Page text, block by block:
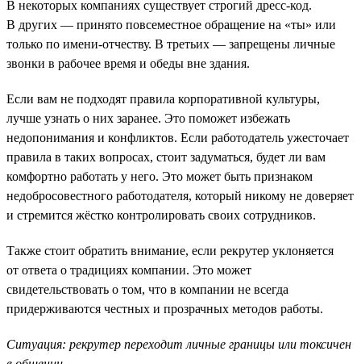
В некоторых компаниях существует строгий дресс-код.
В других — принято повсеместное обращение на «ты» или
только по имени-отчеству. В третьих — запрещены личные
звонки в рабочее время и обеды вне здания.
Если вам не подходят правила корпоративной культуры,
лучше узнать о них заранее. Это поможет избежать
недопонимания и конфликтов. Если работодатель ужесточает
правила в таких вопросах, стоит задуматься, будет ли вам
комфортно работать у него. Это может быть признаком
недобросовестного работодателя, который никому не доверяет
и стремится жёстко контролировать своих сотрудников.
Также стоит обратить внимание, если рекрутер уклоняется
от ответа о традициях компании. Это может
свидетельствовать о том, что в компании не всегда
придерживаются честных и прозрачных методов работы.
Ситуация: рекрутер переходит личные границы или токсичен